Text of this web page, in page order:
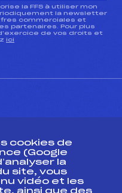
la FFS à utiliser mon
la newsletter
commerciales et
partenaires. Pour plus
de vos droits et
ici
cookies de
(Google
la
site, vous
vidéo et les
ainsi que des